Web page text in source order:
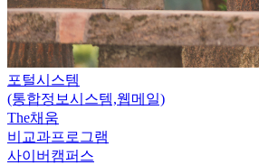
포털시스템
(통합정보시스템,웹메일)
The채움
비교과프로그램
사이버캠퍼스